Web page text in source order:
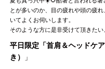
とが多いのか、目の疲れや頭の疲
いてよくお伺いします。
そのような方に是非受けて頂きたい
平日限定「首肩＆ヘッドケ
き）
」